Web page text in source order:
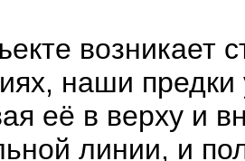
возникает
наши
её в верху и
линии, и